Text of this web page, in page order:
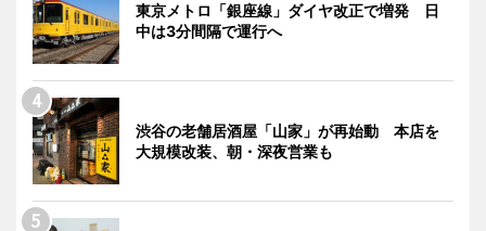
東京メトロ「銀座線」ダイヤ改正で増発 日
中は3分間隔で運行へ
渋谷の老舗居酒屋「山家」が再始動 本店を
大規模改装、朝・深夜営業も